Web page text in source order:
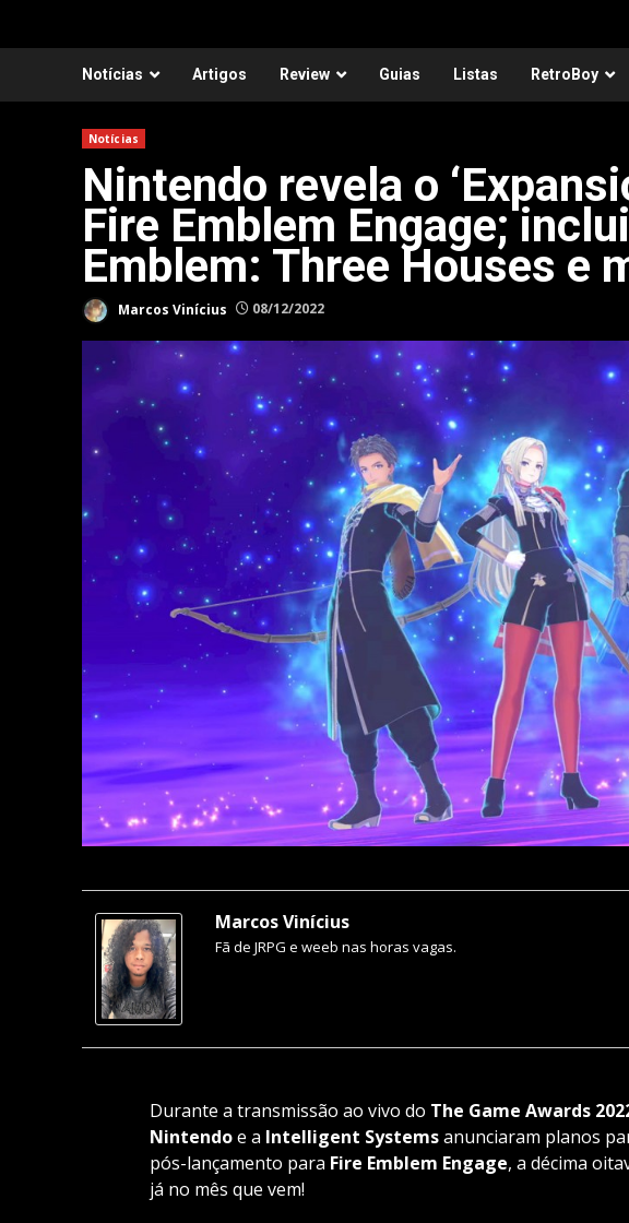
Notícias Artigos Review Guias Listas RetroBoy
Notícias
Nintendo revela o
Fire Emblem Engage;
Emblem: Three Houses e
Marcos Vinícius 08/12/2022
Marcos Vinícius
Fã de JRPG e weeb nas horas vagas.
Durante a transmissão ao vivo do The Game Awards
Nintendoe a Intelligent Systemsanunciaram planos
pós-lançamento para Fire Emblem Engage, a décima
já no mês que vem!